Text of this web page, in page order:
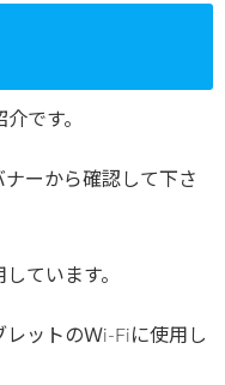
です。
ーから確認して下さ
ています。
ットのＷi-Fiに使用し